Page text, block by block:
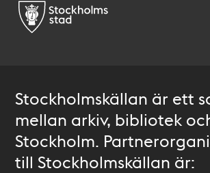
Stockholmskällan är ett
mellan arkiv, bibliotek
Stockholm.
till Stockholmskällan är: